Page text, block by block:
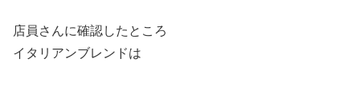
店員さんに確認したところ
イタリアンブレンドは